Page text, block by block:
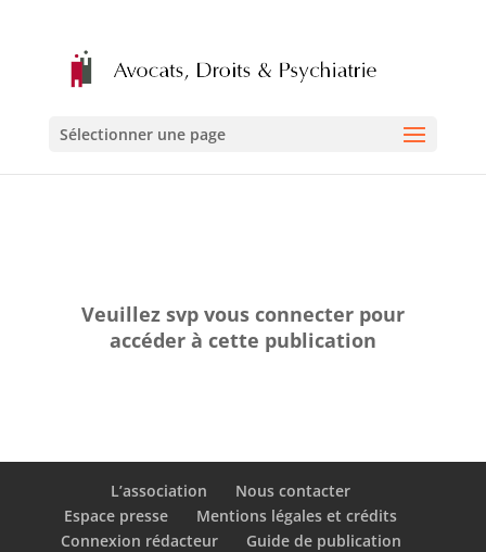
Sélectionner une page
Veuillez svp vous connecter pour
accéder à cette publication
L’association
Nous contacter
Espace presse
Mentions légales et crédits
Connexion rédacteur
Guide de publication